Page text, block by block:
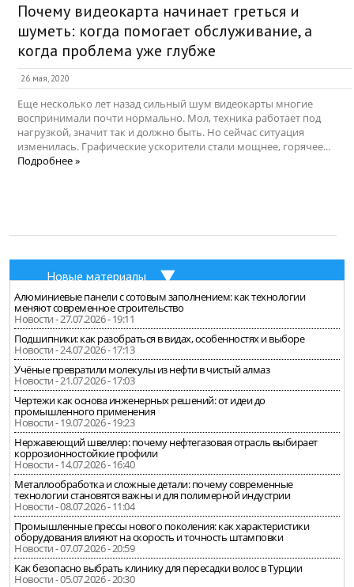
Почему видеокарта начинает греться и
шуметь: когда помогает обслуживание, а
когда проблема уже глубже
26 мая, 2020
Еще несколько лет назад сильный шум видеокарты многие
воспринимали почти нормально. Мол, техника работает под
нагрузкой, значит так и должно быть. Но сейчас ситуация
изменилась. Графические ускорители стали мощнее, горячее...
Подробнее »
Новые материалы
Алюминиевые панели с сотовым заполнением: как технологии
меняют современное строительство
Новости - 27.07.2026 - 19:11
Подшипники: как разобраться в видах, особенностях и выборе
Новости - 24.07.2026 - 17:13
Учёные превратили молекулы из нефти в чистый алмаз
Новости - 21.07.2026 - 17:03
Чертежи как основа инженерных решений: от идеи до
промышленного применения
Новости - 19.07.2026 - 19:23
Нержавеющий швеллер: почему нефтегазовая отрасль выбирает
коррозионностойкие профили
Новости - 14.07.2026 - 16:40
Металлообработка и сложные детали: почему современные
технологии становятся важны и для полимерной индустрии
Новости - 08.07.2026 - 11:04
Промышленные прессы нового поколения: как характеристики
оборудования влияют на скорость и точность штамповки
Новости - 07.07.2026 - 20:59
Как безопасно выбрать клинику для пересадки волос в Турции
Новости - 05.07.2026 - 20:30